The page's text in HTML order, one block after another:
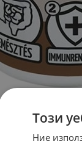
Този
Ние